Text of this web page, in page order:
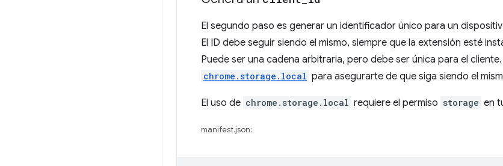
El segundo paso es generar un identificador único para un
El ID debe seguir siendo el mismo, siempre que la extensión esté
Puede ser una cadena arbitraria, pero debe ser única para el
chrome.storage.local para asegurarte de que siga siendo el
El uso de chrome.storage.local requiere el permiso storage en
manifest.json: